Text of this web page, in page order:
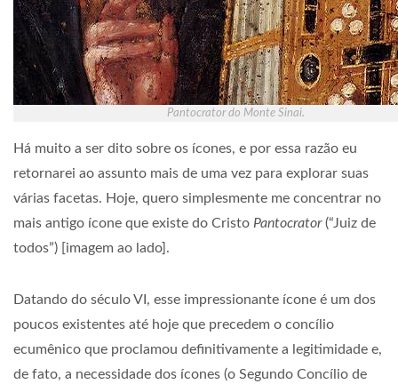
Pantocrator do Monte Sinai.
Há muito a ser dito sobre os ícones, e por essa razão eu
retornarei ao assunto mais de uma vez para explorar suas
várias facetas. Hoje, quero simplesmente me concentrar no
mais antigo ícone que existe do Cristo Pantocrator(“Juiz de
todos”) [imagem ao lado].
Datando do século VI, esse impressionante ícone é um dos
poucos existentes até hoje que precedem o concílio
ecumênico que proclamou definitivamente a legitimidade e,
de fato, a necessidade dos ícones (o Segundo Concílio de